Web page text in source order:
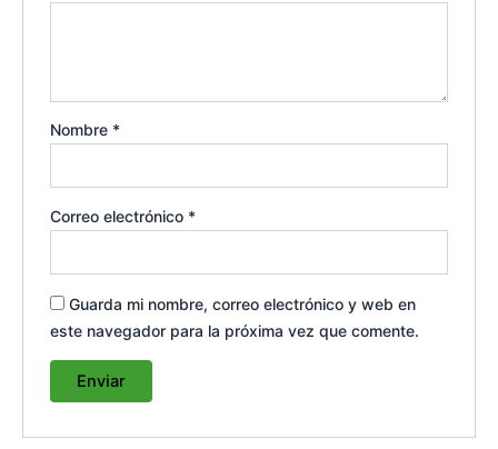
Nombre *
Correo electrónico *
Guarda mi nombre, correo electrónico y web en
este navegador para la próxima vez que comente.